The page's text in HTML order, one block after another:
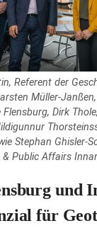
Referent der
Müller-
Dirk
Stephan Ghisler-
Public Affairs
und
für